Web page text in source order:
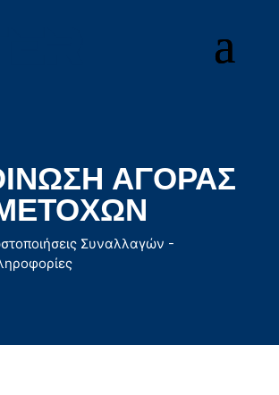
ΑΓΟΡΑΣ
Συναλλαγών -